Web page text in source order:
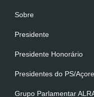
Sobre
Presidente
Presidente Honorário
Presidentes do PS/
Grupo Parlamentar